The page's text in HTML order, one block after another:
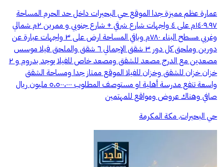
عمارة عظم مميزة جدا الموقع حي البحيرات داخل حد الحرم المساحة
١٤٠٩.٩٧م على ٤ واجهات شارع شرقي + شارع جنوبي و ممرين ٢م شمالي
وغربي مسطح البناء ٧٨٠م وباقي المساحة ارض على ٣ واجهات عبارة عن
دورين وملحق كل دور ٣ شقق الإجمالي ٦ شقق والملحق فيلا موسس
مصعدين مع الدرج مصعد للشقق ومصعد خاص للفيلا يوجد بدروم و ٢
خزان خزان للشقق وخزان للفيلا الموقع ممتاز جدا ومساحة الشقق
واسعة تنفع مدرسة أهلية او مستوصف المطلوب ٥،٥٠٠،٠٠٠ مليون ريال
صافي وهناك عروض ومواقع للمهتمين
حي البحيرات, مكة المكرمة